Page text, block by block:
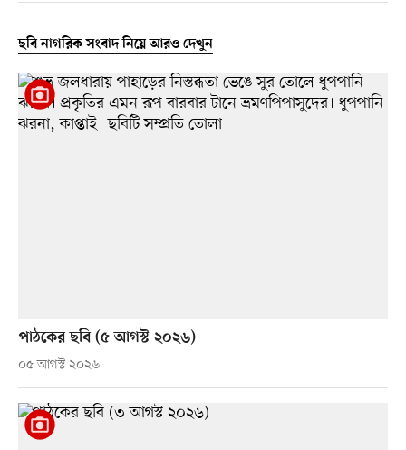
ছবি নাগরিক সংবাদ নিয়ে আরও দেখুন
পাঠকের ছবি (৫ আগস্ট ২০২৬)
০৫ আগস্ট ২০২৬